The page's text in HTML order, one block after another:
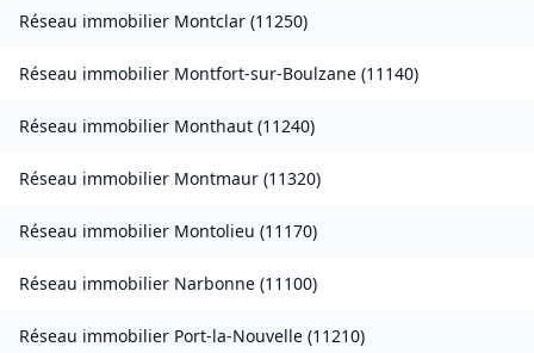
Réseau immobilier Montclar (11250)
Réseau immobilier Montfort-sur-Boulzane (11140)
Réseau immobilier Monthaut (11240)
Réseau immobilier Montmaur (11320)
Réseau immobilier Montolieu (11170)
Réseau immobilier Narbonne (11100)
Réseau immobilier Port-la-Nouvelle (11210)